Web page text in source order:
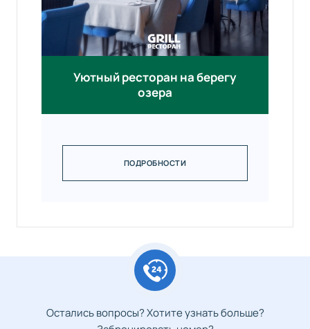
Уютный ресторан на берегу
озера
ПОДРОБНОСТИ
Остались вопросы? Хотите узнать больше?